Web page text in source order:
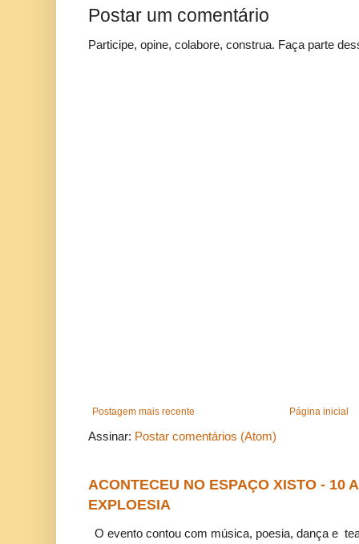
Postar um comentário
Participe, opine, colabore, construa. Faça parte
Postagem mais recente Página inicial
Assinar: Postar comentários (Atom)
ACONTECEU NO ESPAÇO XISTO - 10
EXPLOESIA
O evento contou com música, poesia, dança e